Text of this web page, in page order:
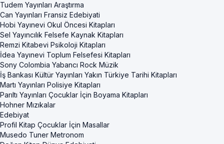
Tudem Yayınları Araştırma
Can Yayınları Fransiz Edebiyati
Hobi Yayınevi Okul Öncesi Kitapları
Sel Yayıncılık Felsefe Kaynak Kitapları
Remzi Kitabevi Psikoloji Kitapları
İdea Yayınevi Toplum Felsefesi Kitapları
Sony Colombia Yabancı Rock Müzik
İş Bankası Kültür Yayınları Yakın Türkiye Tarihi Kitapları
Martı Yayınları Polisiye Kitapları
Parıltı Yayınları Çocuklar İçin Boyama Kitapları
Hohner Mızıkalar
Edebiyat
Profil Kitap Çocuklar İçin Masallar
Musedo Tuner Metronom